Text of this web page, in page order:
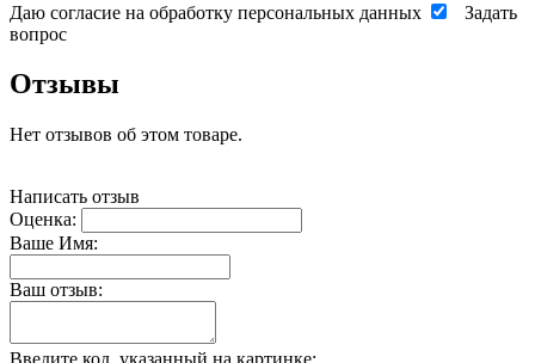
Даю согласие на обработку персональных данных
Задать
вопрос
Отзывы
Нет отзывов об этом товаре.
Написать отзыв
Оценка:
Ваше Имя:
Ваш отзыв: